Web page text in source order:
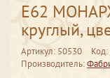
Е62
круглый,
Артикул: 50530
Код:
Производитель: